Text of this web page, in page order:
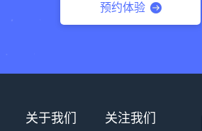
预约体验
关于我们 关注我们